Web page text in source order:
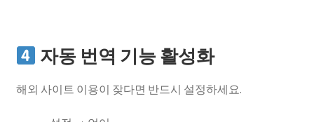
자동 번역 기능 활성화
해외 사이트 이용이 잦다면 반드시 설정하세요.